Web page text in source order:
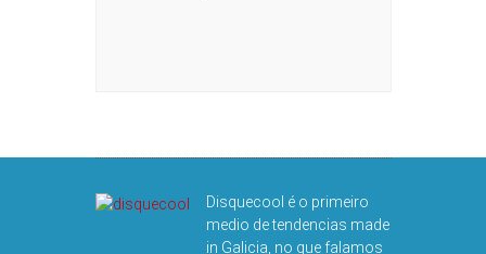
Disquecool é o primeiro
medio de tendencias made
in Galicia, no que falamos